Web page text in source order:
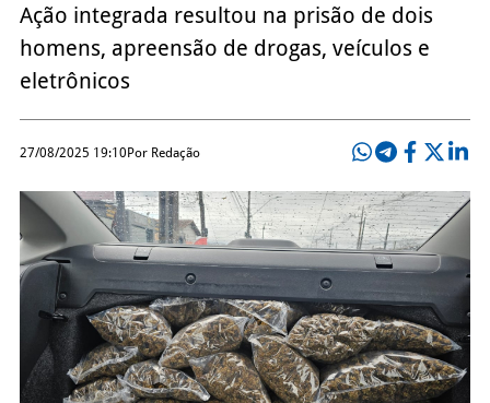
Ação integrada resultou na prisão de dois
homens, apreensão de drogas, veículos e
eletrônicos
27/08/2025 19:10Por Redação